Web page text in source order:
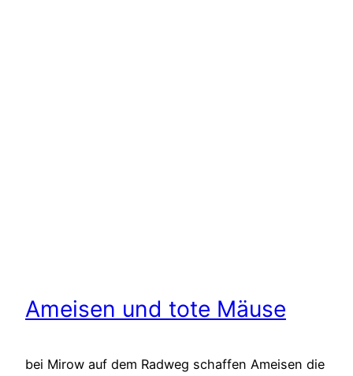
Ameisen und tote Mäuse
bei Mirow auf dem Radweg schaffen Ameisen die